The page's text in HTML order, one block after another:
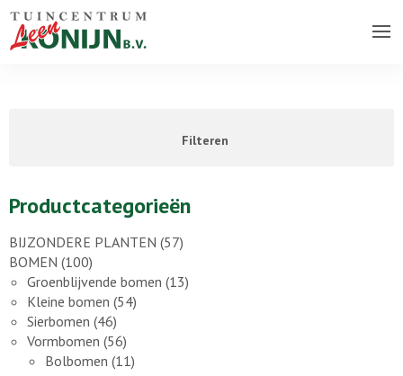
Filteren
Productcategorieën
BIJZONDERE PLANTEN (57)
BOMEN (100)
Groenblijvende bomen (13)
Kleine bomen (54)
Sierbomen (46)
Vormbomen (56)
Bolbomen (11)